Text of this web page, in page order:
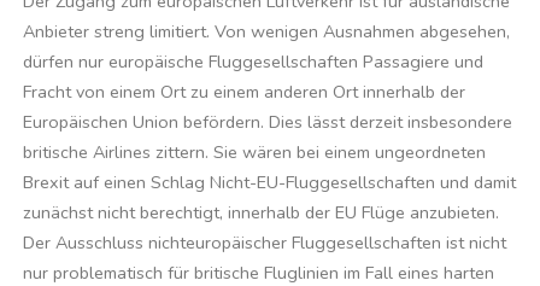
Anbieter streng limitiert. Von wenigen Ausnahmen abgesehen,
dürfen nur europäische Fluggesellschaften Passagiere und
Fracht von einem Ort zu einem anderen Ort innerhalb der
Europäischen Union befördern. Dies lässt derzeit insbesondere
britische Airlines zittern. Sie wären bei einem ungeordneten
Brexit auf einen Schlag Nicht-EU-Fluggesellschaften und damit
zunächst nicht berechtigt, innerhalb der EU Flüge anzubieten.
Der Ausschluss nichteuropäischer Fluggesellschaften ist nicht
nur problematisch für britische Fluglinien im Fall eines harten